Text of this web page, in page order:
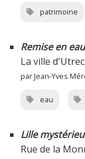
patrimoine
Remise en
La ville
par Jean-Yves
eau
Lille
Rue de la